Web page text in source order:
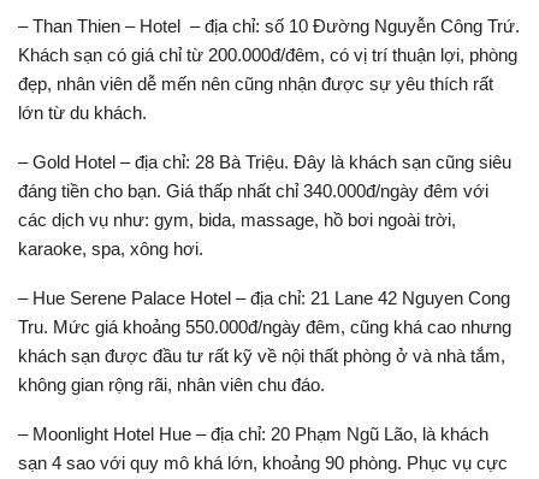
– Than Thien – Hotel – địa chỉ: số 10 Đường Nguyễn Công Trứ.
Khách sạn có giá chỉ từ 200.000đ/đêm, có vị trí thuận lợi, phòng
đẹp, nhân viên dễ mến nên cũng nhận được sự yêu thích rất
lớn từ du khách.
– Gold Hotel – địa chỉ: 28 Bà Triệu. Đây là khách sạn cũng siêu
đáng tiền cho bạn. Giá thấp nhất chỉ 340.000đ/ngày đêm với
các dịch vụ như: gym, bida, massage, hồ bơi ngoài trời,
karaoke, spa, xông hơi.
– Hue Serene Palace Hotel – địa chỉ: 21 Lane 42 Nguyen Cong
Tru. Mức giá khoảng 550.000đ/ngày đêm, cũng khá cao nhưng
khách sạn được đầu tư rất kỹ về nội thất phòng ở và nhà tắm,
không gian rộng rãi, nhân viên chu đáo.
– Moonlight Hotel Hue – địa chỉ: 20 Phạm Ngũ Lão, là khách
sạn 4 sao với quy mô khá lớn, khoảng 90 phòng. Phục vụ cực